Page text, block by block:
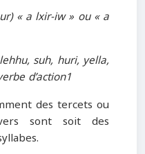
« a lxir-iw » ou « a
suh, huri, yella,
d’action1
des tercets ou
sont soit des